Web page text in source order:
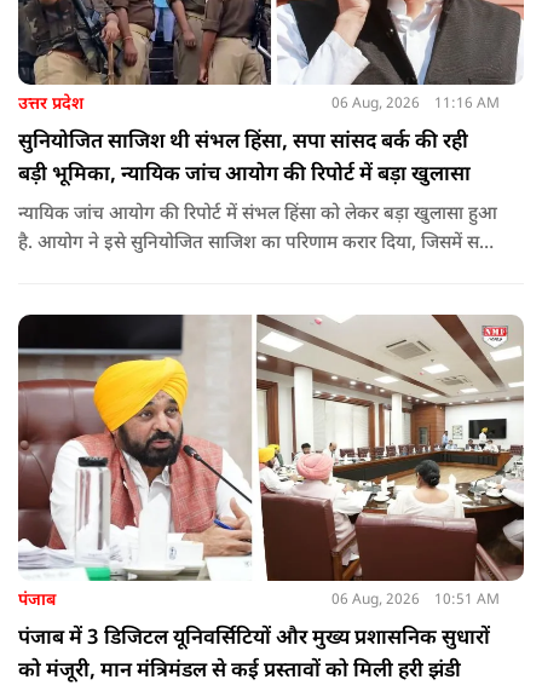
उत्तर प्रदेश 06 Aug, 2026 11:16 AM
सुनियोजित साजिश थी संभल हिंसा, सपा सांसद बर्क की रही
बड़ी भूमिका, न्यायिक जांच आयोग की रिपोर्ट में बड़ा खुलासा
न्यायिक जांच आयोग की रिपोर्ट में संभल हिंसा को लेकर बड़ा खुलासा हुआ
है. आयोग ने इसे सुनियोजित साजिश का परिणाम करार दिया, जिसमें सपा
पंजाब 06 Aug, 2026 10:51 AM
पंजाब में 3 डिजिटल यूनिवर्सिटियों और मुख्य प्रशासनिक सुधारों
को मंजूरी, मान मंत्रिमंडल से कई प्रस्तावों को मिली हरी झंडी